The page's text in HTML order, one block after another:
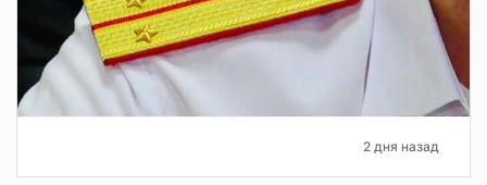
2 дня назад